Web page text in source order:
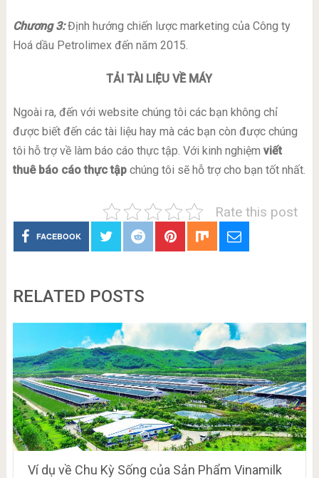
Chương 3:Định hướng chiến lược marketing của Công ty
Hoá dầu Petrolimex đến năm 2015.
TẢI TÀI LIỆU VỀ MÁY
Ngoài ra, đến với website chúng tôi các bạn không chỉ
được biết đến các tài liệu hay mà các bạn còn được chúng
tôi hỗ trợ về làm báo cáo thực tập. Với kinh nghiệm viết
thuê báo cáo thực tậpchúng tôi sẽ hỗ trợ cho bạn tốt nhất.
Rate this post
FACEBOOK
RELATED POSTS
Ví dụ về Chu Kỳ Sống của Sản Phẩm Vinamilk